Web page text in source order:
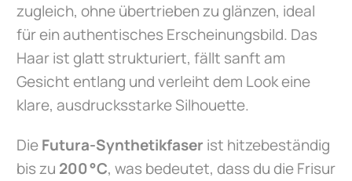
zugleich, ohne übertrieben zu glänzen, ideal
für ein authentisches Erscheinungsbild. Das
Haar ist glatt strukturiert, fällt sanft am
Gesicht entlang und verleiht dem Look eine
klare, ausdrucksstarke Silhouette.
DieFutura-Synthetikfaser ist hitzebeständig
bis zu 200 °C, was bedeutet, dass du die Frisur